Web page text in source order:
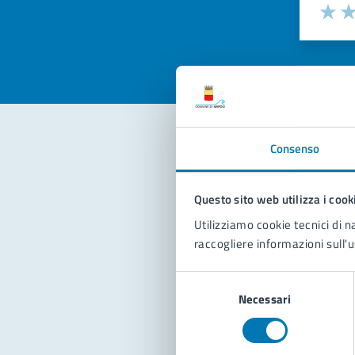
Consenso
Questo sito web utilizza i
Utilizziamo cookie tecnici di
raccogliere informazioni
Necessari
Valuta